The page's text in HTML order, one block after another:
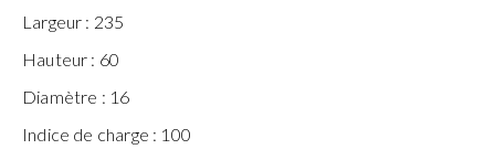
Largeur : 235
Hauteur : 60
Diamètre : 16
Indice de charge : 100